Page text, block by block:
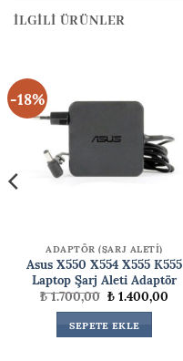
İLGILI ÜRÜNLER
-18%
ADAPTÖR (ŞARJ ALETİ)
Asus X550 X554 X555 K555
Laptop Şarj Aleti Adaptör
₺1.700,00Orijinal
fiyat:
₺ 1.700,00.
₺1.400,00Şu
SEPETE EKLE